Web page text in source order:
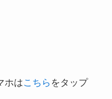
ホはこちら をタップ